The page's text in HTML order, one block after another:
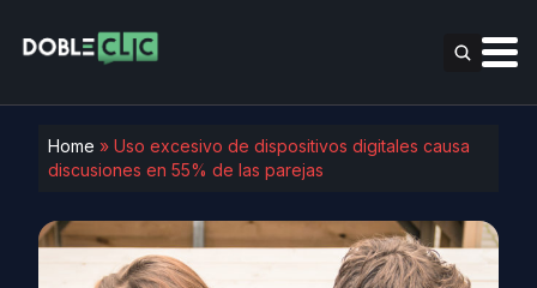
Home » Uso excesivo de dispositivos digitales causa
discusiones en 55% de las parejas